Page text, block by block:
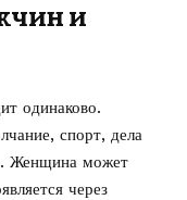
и
одинаково.
спорт, дела
Женщина может
через